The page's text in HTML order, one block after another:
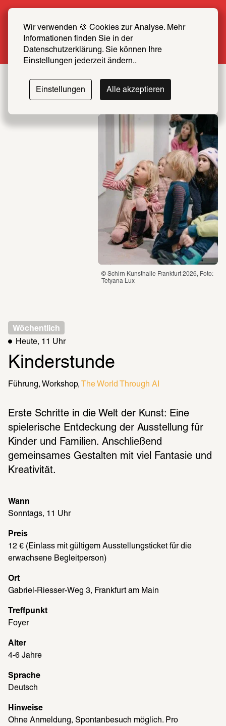
Wir verwenden 🍪 Cookies zur Analyse. Mehr
Informationen finden Sie in der
Datenschutzerklärung. Sie können Ihre
Einstellungen jederzeit ändern..
Einstellungen Alle akzeptieren
SCHIRN FREUND*IN werden
Mehr erfahren
© Schirn Kunsthalle Frankfurt 2026, Foto:
Tetyana Lux
Wöchentlich
Heute, 11 Uhr
Kinderstunde
Führung Workshop The World Through AI
Erste Schritte in die Welt der Kunst: Eine
spielerische Entdeckung der Ausstellung für
Kinder und Familien. Anschließend
gemeinsames Gestalten mit viel Fantasie und
Kreativität.
Wann
Sonntags, 11 Uhr
Preis
12 € (Einlass mit gültigem Ausstellungsticket für die
erwachsene Begleitperson)
Ort
Gabriel-Riesser-Weg 3, Frankfurt am Main
Treffpunkt
Foyer
Alter
4-6 Jahre
Sprache
Deutsch
Hinweise
Ohne Anmeldung, Spontanbesuch möglich. Pro